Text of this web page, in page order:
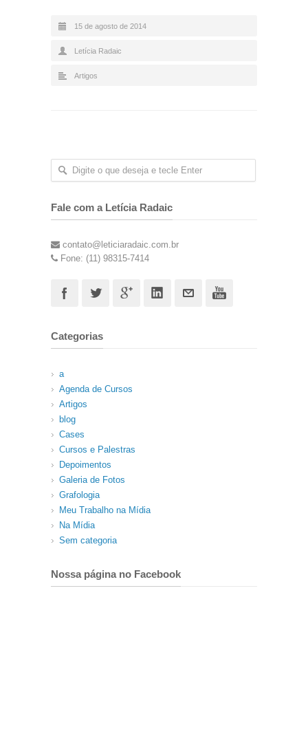
15 de agosto de 2014
Letícia Radaic
Artigos
Fale com a Letícia Radaic
contato@leticiaradaic.com.br
Fone: (11) 98315-7414
Categorias
a
Agenda de Cursos
Artigos
blog
Cases
Cursos e Palestras
Depoimentos
Galeria de Fotos
Grafologia
Meu Trabalho na Mídia
Na Mídia
Sem categoria
Nossa página no Facebook